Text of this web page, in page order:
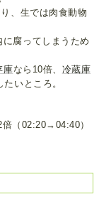
、生では肉食動物
腐ってしまうため
庫なら10倍、 冷蔵庫
いところ。
（02:20→04:40）